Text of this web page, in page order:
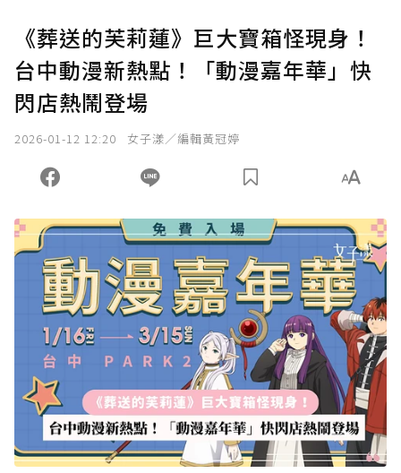
《葬送的芙莉蓮》巨大寶箱怪現身！
台中動漫新熱點！「動漫嘉年華」快
閃店熱鬧登場
2026-01-12 12:20 女子漾／編輯黃冠婷